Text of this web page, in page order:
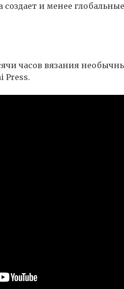
и менее
часов вязания
Press.